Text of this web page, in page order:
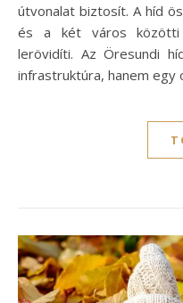
útvonalat biztosít. A híd
és a két város közötti
lerövidíti. Az Öresundi
infrastruktúra, hanem egy